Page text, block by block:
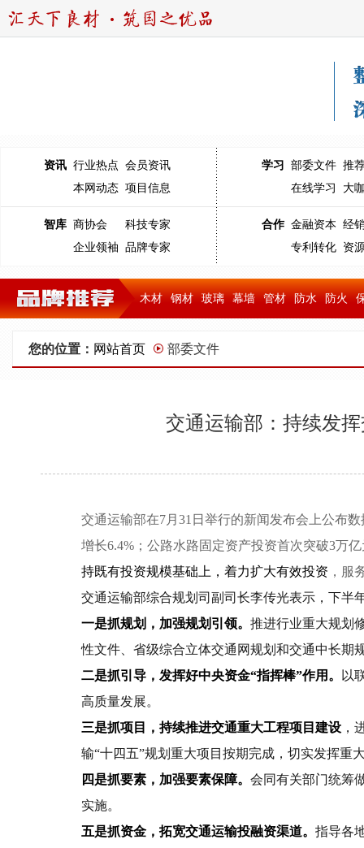
资讯 行业热点 会员资讯
本网动态 项目信息
学习 部委文件 推
在线学习
大
智库 商协会
科技专家
企业领袖 品牌专家
合作 金融资本 经
专利转化 资
木材 钢材 玻璃 幕墙 管材 防水 防火
您的位置： 网站首页 部委文件
交通运输部：持续发
交通运输部在7月31日举行的新闻发布会上公布
增长6.4%；公路水路固定资产投资首次突破3万
持既有投资规模基础上，着力扩大有效投资 ，服
交通运输部综合规划司副司长李传光表示，下半
一是抓规划，加强规划引领。 推进行业重大规划
性文件、省级综合立体交通网规划和交通中长期
二是抓引导，发挥好中央资金“指挥棒”作用。
以
高质量发展。
三是抓项目，持续推进交通重大工程项目建设 ，
输“十四五”规划重大项目按期完成，切实发挥重
四是抓要素，加强要素保障。 会同有关部门统筹
实施。
五是抓资金，拓宽交通运输投融资渠道。 指导各